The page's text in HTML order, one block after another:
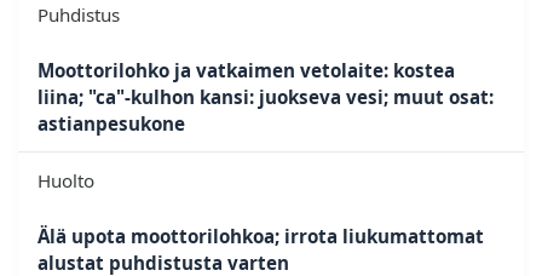
Puhdistus
Moottorilohko ja vatkaimen vetolaite: kostea
liina; "ca"-kulhon kansi: juokseva vesi; muut osat:
astianpesukone
Huolto
Älä upota moottorilohkoa; irrota liukumattomat
alustat puhdistusta varten